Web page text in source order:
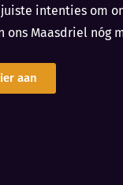
intenties om
ons Maasdriel nóg
aan